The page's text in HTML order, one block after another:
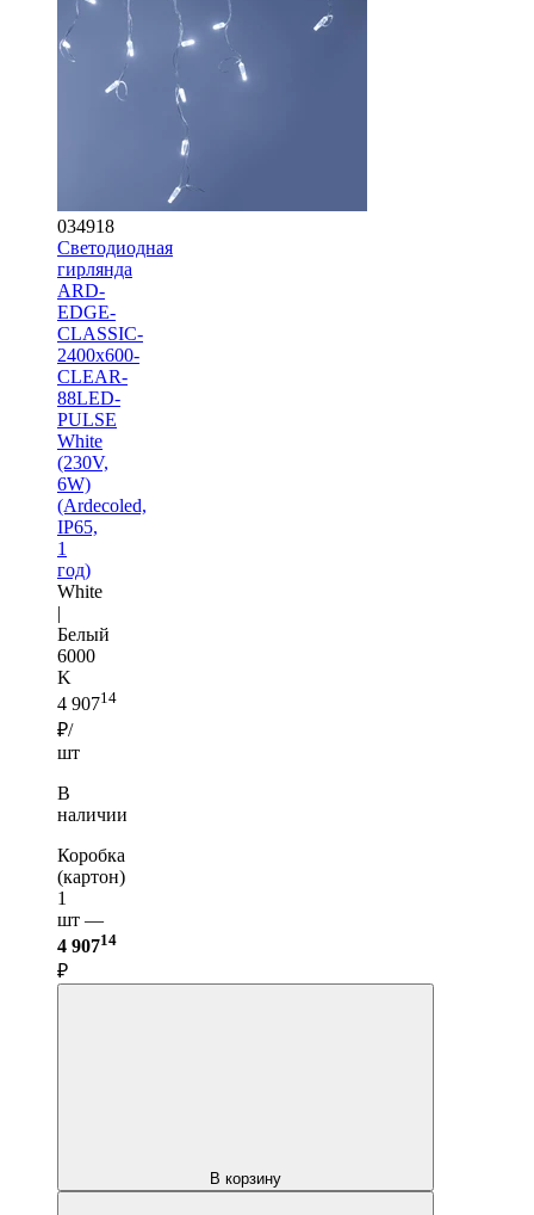
034918
Светодиодная
гирлянда
ARD-
EDGE-
CLASSIC-
2400x600-
CLEAR-
88LED-
PULSE
White
(230V,
6W)
(Ardecoled,
IP65,
1
год)
White
|
Белый
6000
K
4 90714
₽/
шт
В
наличии
Коробка
(картон)
1
шт —
4 90714
₽
В корзину